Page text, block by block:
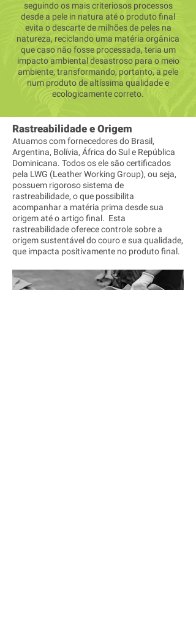
seguindo os mais criteriosos processos
desde a pele in natura até o produto final
evita o descarte de milhões de peles na
natureza, reciclando uma matéria orgânica
que caso não fosse processada, teria um
impacto ambiental desastroso para o meio
ambiente, transformando, portanto, a pele
num produto de altíssima qualidade e
ecologicamente correto.
Rastreabilidade e Origem
Atuamos com fornecedores do Brasil,
Argentina, Bolívia, África do Sul e República
Dominicana. Todos os ele são certificados
pela LWG (Leather Working Group), ou seja,
possuem rigoroso sistema de
rastreabilidade, o que possibilita
acompanhar a matéria prima desde sua
origem até o artigo final. Esta
rastreabilidade oferece controle sobre a
origem sustentável do couro e sua qualidade,
que impacta positivamente no produto final.